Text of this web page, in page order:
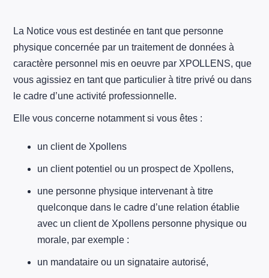
La Notice vous est destinée en tant que personne
physique concernée par un traitement de données à
caractère personnel mis en oeuvre par XPOLLENS, que
vous agissiez en tant que particulier à titre privé ou dans
le cadre d’une activité professionnelle.
Elle vous concerne notamment si vous êtes :
un client de Xpollens
un client potentiel ou un prospect de Xpollens,
une personne physique intervenant à titre
quelconque dans le cadre d’une relation établie
avec un client de Xpollens personne physique ou
morale, par exemple :
un mandataire ou un signataire autorisé,